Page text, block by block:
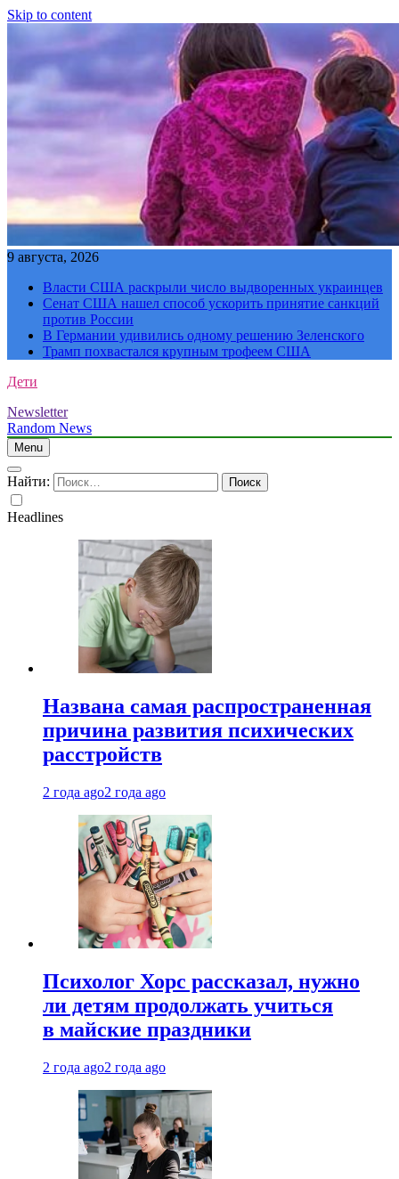
Skip to content
9 августа, 2026
Власти США раскрыли число выдворенных украинцев
Сенат США нашел способ ускорить принятие санкций
против России
В Германии удивились одному решению Зеленского
Трамп похвастался крупным трофеем США
Дети
Newsletter
Random News
Menu
Найти:
Headlines
Названа самая распространенная
причина развития психических
расстройств
2 года ago2 года ago
Психолог Хорс рассказал, нужно
ли детям продолжать учиться
в майские праздники
2 года ago2 года ago